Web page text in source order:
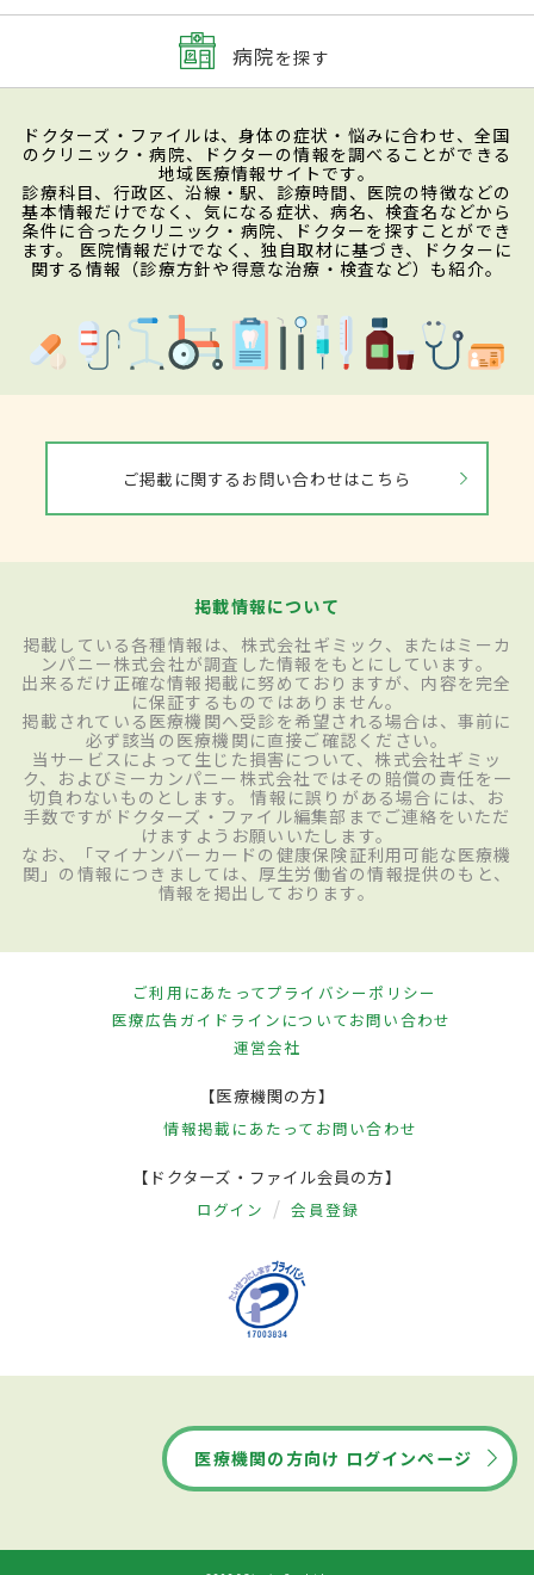
病院を探す
ドクターズ・ファイルは、身体の症状・悩みに合わせ、全国
のクリニック・病院、ドクターの情報を調べることができる
地域医療情報サイトです。
診療科目、行政区、沿線・駅、診療時間、医院の特徴などの
基本情報だけでなく、気になる症状、病名、検査名などから
条件に合ったクリニック・病院、ドクターを探すことができ
ます。 医院情報だけでなく、独自取材に基づき、ドクターに
関する情報（診療方針や得意な治療・検査など）も紹介。
ご掲載に関するお問い合わせはこちら
掲載情報について
掲載している各種情報は、株式会社ギミック、またはミーカ
ンパニー株式会社が調査した情報をもとにしています。
出来るだけ正確な情報掲載に努めておりますが、内容を完全
に保証するものではありません。
掲載されている医療機関へ受診を希望される場合は、事前に
必ず該当の医療機関に直接ご確認ください。
当サービスによって生じた損害について、株式会社ギミッ
ク、およびミーカンパニー株式会社ではその賠償の責任を一
切負わないものとします。 情報に誤りがある場合には、お
手数ですがドクターズ・ファイル編集部までご連絡をいただ
けますようお願いいたします。
なお、「マイナンバーカードの健康保険証利用可能な医療機
関」の情報につきましては、厚生労働省の情報提供のもと、
情報を掲出しております。
ご利用にあたってプライバシーポリシー
医療広告ガイドラインについてお問い合わせ
運営会社
【医療機関の方】
情報掲載にあたって お問い合わせ
【ドクターズ・ファイル会員の方】
ログイン 会員登録
医療機関の方向け ログインページ